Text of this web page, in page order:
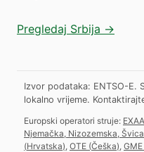
Pregledaj Srbija →
Izvor podataka: ENTSO-E.
lokalno vrijeme.
Europski operatori struje: EXAA
Njemačka, Nizozemska,
(Hrvatska) OTE (Češka) GME